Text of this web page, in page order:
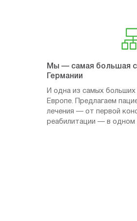
Мы — самая большая
Германии
И одна из самых больших
Европе. Предлагаем
лечения — от первой
реабилитации — в одном